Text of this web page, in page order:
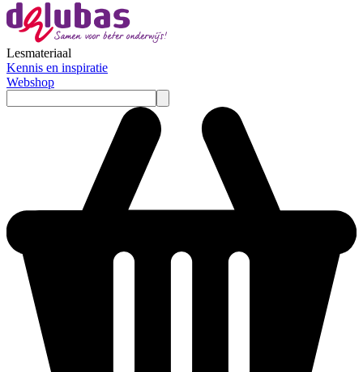
Lesmateriaal
Kennis en inspiratie
Webshop